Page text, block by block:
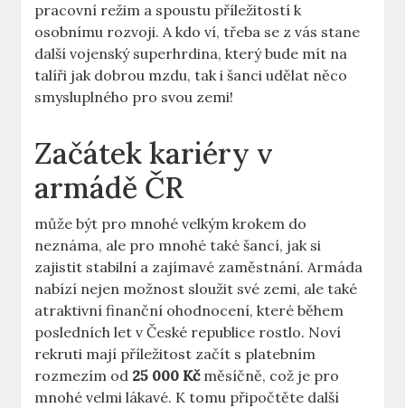
pracovní režim a spoustu příležitostí k
osobnímu rozvoji. A kdo ví, třeba se z vás stane
další vojenský superhrdina, který bude mít na
talíři jak dobrou mzdu, tak i šanci udělat něco
smysluplného pro svou zemi!
Začátek kariéry v
armádě ČR
může být pro mnohé velkým krokem do
neznáma, ale pro mnohé také šancí, jak si
zajistit stabilní a zajímavé zaměstnání. Armáda
nabízí nejen možnost sloužit své zemi, ale také
atraktivní finanční ohodnocení, které během
posledních let v České republice rostlo. Noví
rekruti mají příležitost začít s platebním
rozmezím od 25 000 Kčměsíčně, což je pro
mnohé velmi lákavé. K tomu připočtěte další